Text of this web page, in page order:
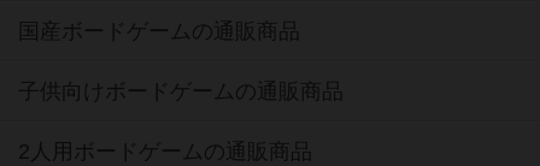
国産ボードゲームの通販商品
子供向けボードゲームの通販商品
2人用ボードゲームの通販商品